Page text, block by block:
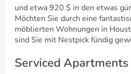
und etwa 920 $ in den etwas
Möchten Sie durch eine
möblierten Wohnungen in
sind Sie mit Nestpick fündig
Serviced